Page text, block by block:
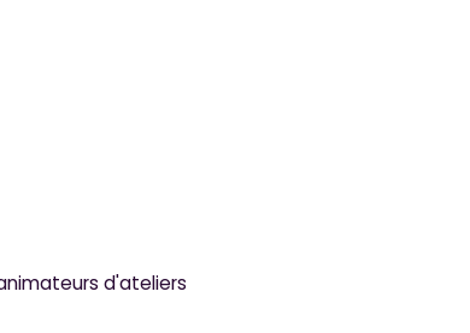
d'ateliers